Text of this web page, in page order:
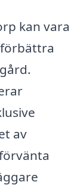
kan vara
av